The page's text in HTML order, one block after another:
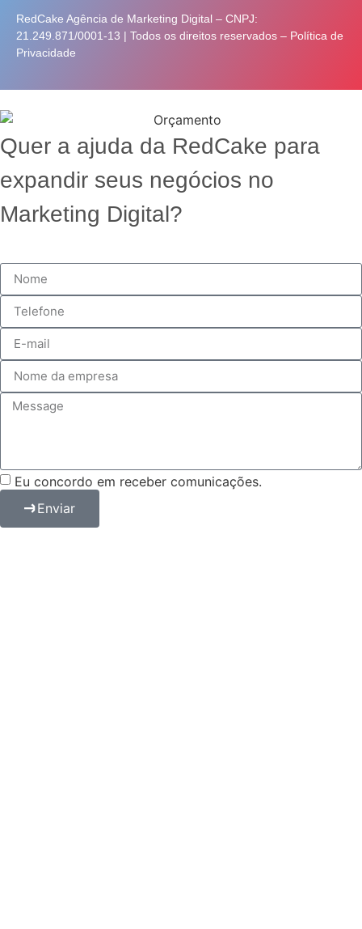
RedCake Agência de Marketing Digital – CNPJ:
21.249.871/0001-13 | Todos os direitos reservados – Política de
Privacidade
Quer a ajuda da RedCake para
expandir seus negócios no
Marketing Digital?
Eu concordo em receber comunicações.
Enviar